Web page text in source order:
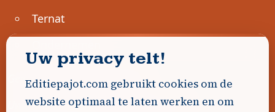
Ternat
Geen advertenties gevonden.
Uw advertentie hier? Contacteer ons!
Uw privacy telt!
Editiepajot.com gebruikt cookies om de
website optimaal te laten werken en om